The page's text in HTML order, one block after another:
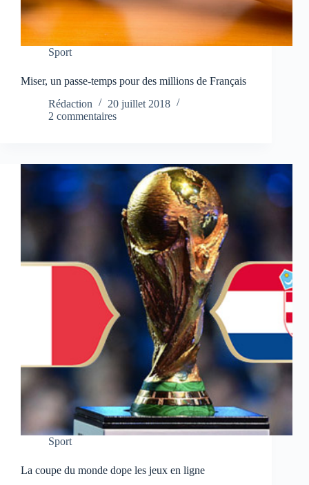
Sport
Miser, un passe-temps pour des millions de Français
Rédaction
20 juillet 2018
2 commentaires
Sport
La coupe du monde dope les jeux en ligne